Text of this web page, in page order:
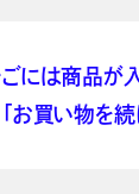
には商品が
買い物を続